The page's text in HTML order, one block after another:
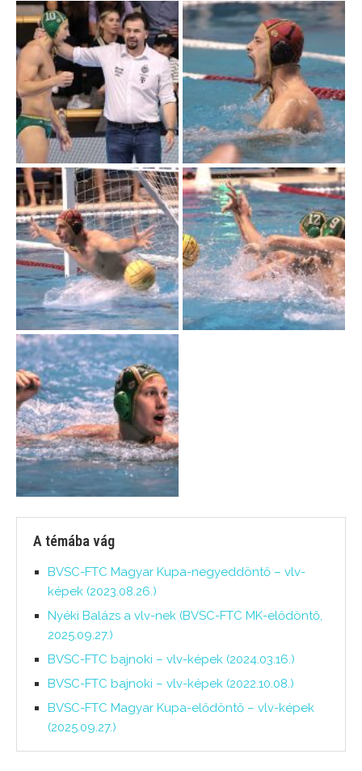
A témába vág
BVSC-FTC Magyar Kupa-negyeddöntő – vlv-
képek (2023.08.26.)
Nyéki Balázs a vlv-nek (BVSC-FTC MK-elődöntő,
2025.09.27.)
BVSC-FTC bajnoki – vlv-képek (2024.03.16.)
BVSC-FTC bajnoki – vlv-képek (2022.10.08.)
BVSC-FTC Magyar Kupa-elődöntő – vlv-képek
(2025.09.27.)